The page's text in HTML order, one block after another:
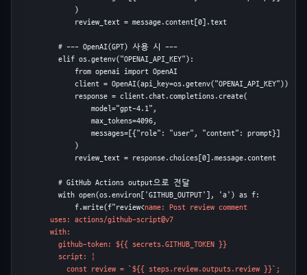
              )
              review_text = message.content[0].text
          # --- OpenAI(GPT) 사용 시 ---
          elif os.getenv("OPENAI_API_KEY"):
              from openai import OpenAI
              client = OpenAI(api_key=os.getenv("OPENAI_API_KEY"))
              response = client.chat.completions.create(
                  model="gpt-4.1",
                  max_tokens=4096,
                  messages=[{"role": "user", "content": prompt}]
              )
              review_text = response.choices[0].message.content
          # GitHub Actions output으로 전달
          with open(os.environ['GITHUB_OUTPUT'], 'a') as f:
              f.write(f"review<
name: Post review comment
uses: actions/github-script@v7
with:
github-token: ${{ secrets.GITHUB_TOKEN }}
script: |
            const review = `${{ steps.review.outputs.review }}`;